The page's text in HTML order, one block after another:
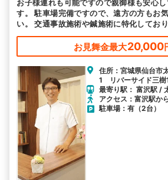
お子様連れも可能ですので親御様も安心
す。 駐車場完備ですので、遠方の方もお
い。 交通事故施術や鍼施術に特化してお
降、休日も営業でお忙しい方も通いやす
お見舞金最大20,000
住所：宮城県仙台市
1 リバーサイド三樹
最寄り駅： 富沢駅 /
アクセス：富沢駅か
駐車場：有（2台）